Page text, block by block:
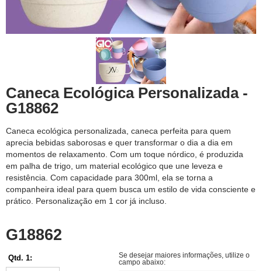
Caneca Ecológica Personalizada -
G18862
Caneca ecológica personalizada, caneca perfeita para quem
aprecia bebidas saborosas e quer transformar o dia a dia em
momentos de relaxamento. Com um toque nórdico, é produzida
em palha de trigo, um material ecológico que une leveza e
resistência. Com capacidade para 300ml, ela se torna a
companheira ideal para quem busca um estilo de vida consciente e
prático. Personalização em 1 cor já incluso.
G18862
Qtd. 1:
Se desejar maiores informações, utilize o
campo abaixo: